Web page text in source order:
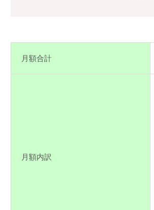
月額合計
月額内訳